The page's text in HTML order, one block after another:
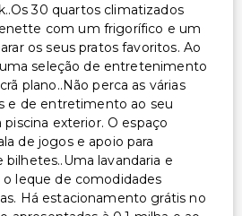
30 quartos climatizados
com um frigorífico e um
os seus pratos favoritos. Ao
seleção de entretenimento
plano..Não perca as várias
e de entretimento ao seu
exterior. O espaço
de jogos e apoio para
bilhetes..Uma lavandaria e
leque de comodidades
Há estacionamento grátis no